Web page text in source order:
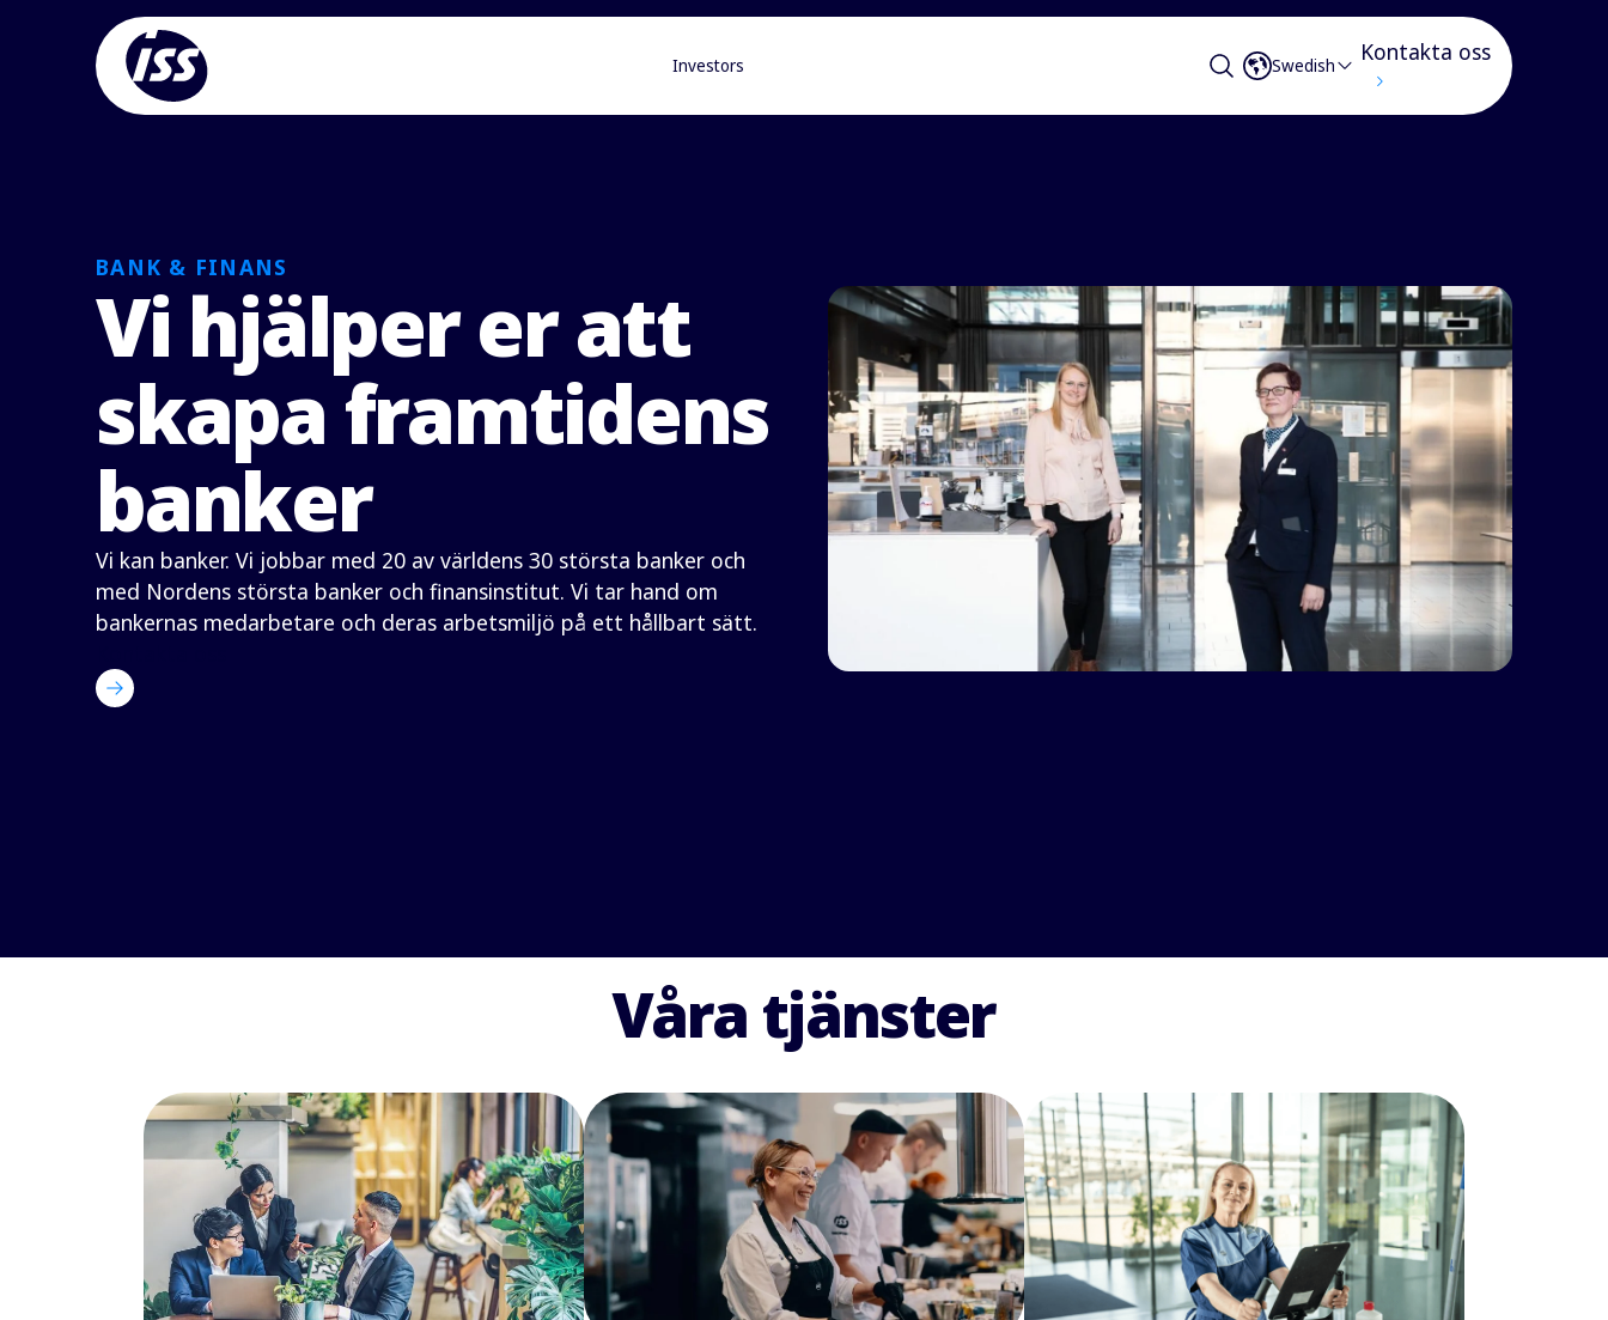
Investors Swedish Kontakta oss
BANK & FINANS
Vi hjälper er att
skapa framtidens
banker
Vi kan banker. Vi jobbar med 20 av världens 30 största banker och
med Nordens största banker och finansinstitut. Vi tar hand om
bankernas medarbetare och deras arbetsmiljö på ett hållbart sätt.
Våra tjänster